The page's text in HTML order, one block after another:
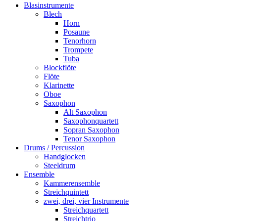
Blasinstrumente
Blech
Horn
Posaune
Tenorhorn
Trompete
Tuba
Blockflöte
Flöte
Klarinette
Oboe
Saxophon
Alt Saxophon
Saxophonquartett
Sopran Saxophon
Tenor Saxophon
Drums / Percussion
Handglocken
Steeldrum
Ensemble
Kammerensemble
Streichquintett
zwei, drei, vier Instrumente
Streichquartett
Streichtrio